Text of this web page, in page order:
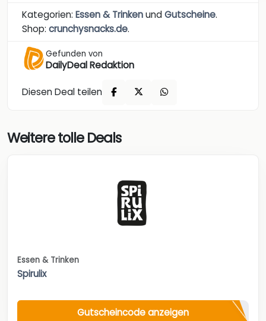
Kategorien: Essen & TrinkenundGutscheine.
Shop: crunchysnacks.de.
Gefunden von
DailyDeal Redaktion
Diesen Deal teilen
Weitere tolle Deals
Essen & Trinken
Spirulix
Gutscheincode anzeigen